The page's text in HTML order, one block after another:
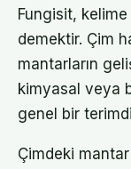
Fungisit,
demektir. Çim
mantarların
kimyasal veya
genel bir
Çimdeki